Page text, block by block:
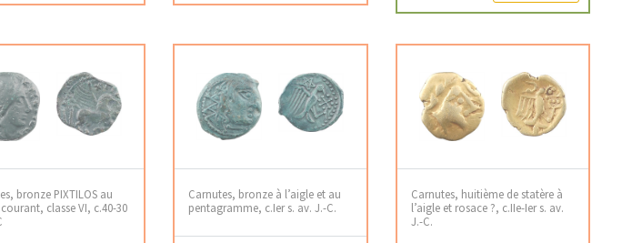
bronze PIXTILOS au
classe VI, c.40-30
Carnutes, bronze à l’aigle et au
pentagramme, c.Ier s. av. J.-C.
Carnutes, huitième de statère à
l’aigle et rosace ?, c.IIe-Ier s. av.
J.-C.